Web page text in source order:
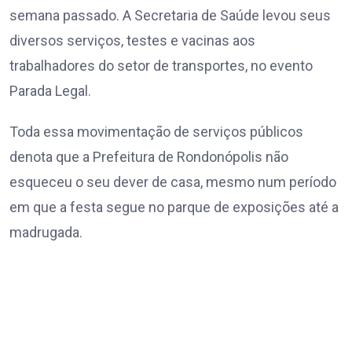
semana passado. A Secretaria de Saúde levou seus
diversos serviços, testes e vacinas aos
trabalhadores do setor de transportes, no evento
Parada Legal.
Toda essa movimentação de serviços públicos
denota que a Prefeitura de Rondonópolis não
esqueceu o seu dever de casa, mesmo num período
em que a festa segue no parque de exposições até a
madrugada.